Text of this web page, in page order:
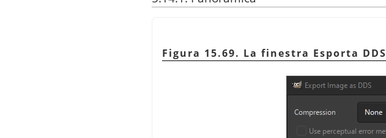
Figura 15.69. La finestra Esporta DDS